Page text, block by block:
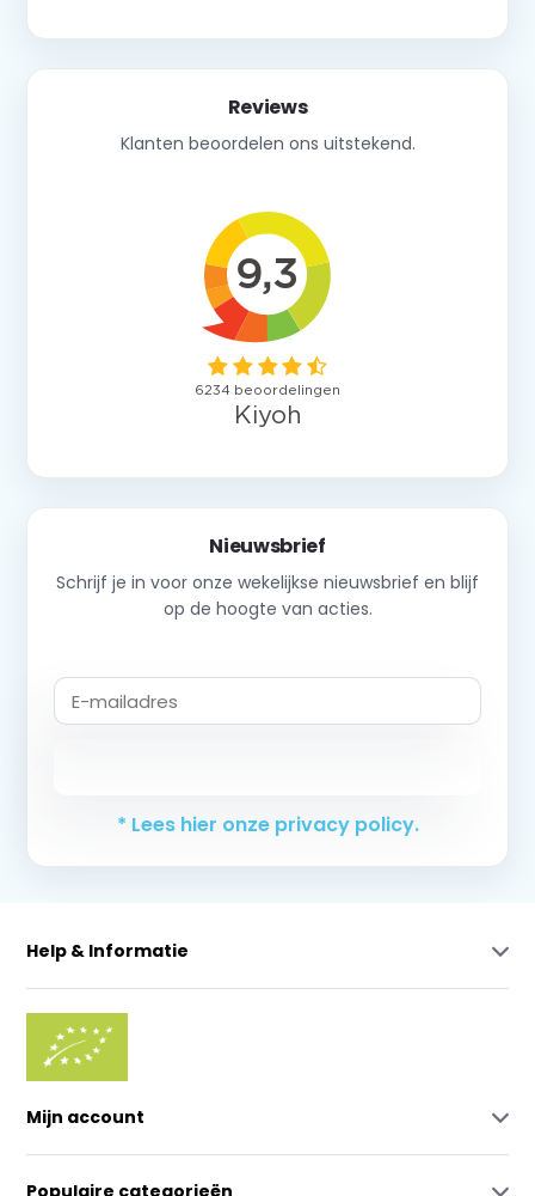
Reviews
Klanten beoordelen ons uitstekend.
Nieuwsbrief
Schrijf je in voor onze wekelijkse nieuwsbrief en blijf
op de hoogte van acties.
* Lees hier onze privacy policy.
Help & Informatie
Mijn account
Populaire categorieën